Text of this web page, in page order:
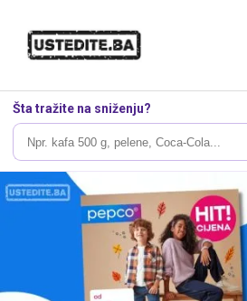
Šta tražite na sniženju?